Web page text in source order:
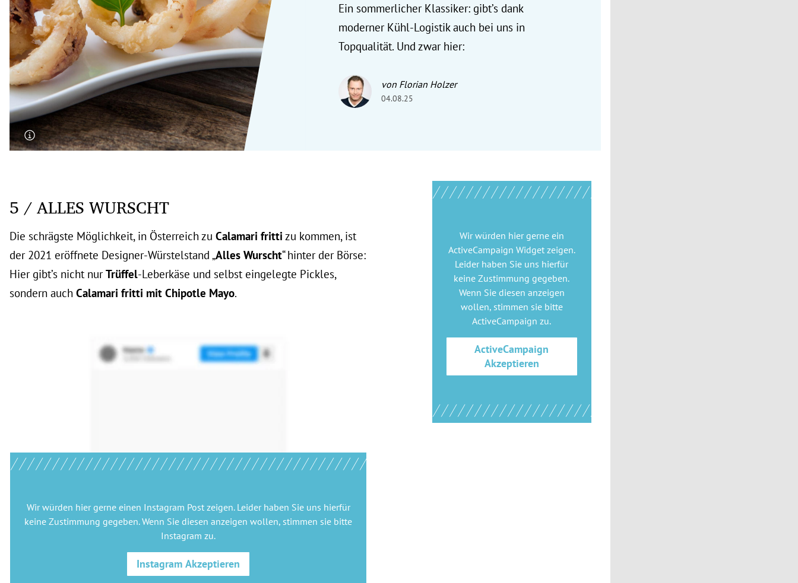
Untermenü
Untermenü
Untermenü
Untermenü
Untermenü
Untermenü
Untermenü
Ein sommerlicher Klassiker: gibt’s dank
moderner Kühl-Logistik auch bei uns in
Topqualität. Und zwar hier:
von Florian Holzer
04.08.25
5 / ALLES WURSCHT
Die schrägste Möglichkeit, in Österreich zu Calamari fritti zu kommen, ist
der 2021 eröffnete Designer-Würstelstand „Alles Wurscht“ hinter der Börse:
Hier gibt’s nicht nurTrüffel-Leberkäse und selbst eingelegte Pickles,
sondern auch Calamari fritti mit Chipotle Mayo.
Wir würden hier gerne einen Instagram Postzeigen. Leider haben Sie uns hierfür
keine Zustimmung gegeben. Wenn Sie diesen anzeigen wollen, stimmen sie bitte
Instagram zu.
Instagram Akzeptieren
Wir würden hier gerne ein
ActiveCampaign Widgetzeigen.
Leider haben Sie uns hierfür
keine Zustimmung gegeben.
Wenn Sie diesen anzeigen
wollen, stimmen sie bitte
ActiveCampaign zu.
ActiveCampaign
Akzeptieren